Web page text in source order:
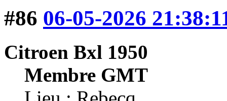
#86 06-05-2026
Citroen Bxl 1950
Membre GMT